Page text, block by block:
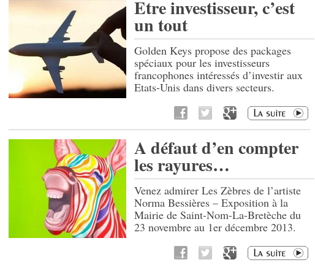
Etre investisseur, c’est
un tout
Golden Keys propose des packages
spéciaux pour les investisseurs
francophones intéressés d’investir aux
Etats-Unis dans divers secteurs.
A défaut d’en compter
les rayures…
Venez admirer Les Zèbres de l’artiste
Norma Bessières – Exposition à la
Mairie de Saint-Nom-La-Bretèche du
23 novembre au 1er décembre 2013.